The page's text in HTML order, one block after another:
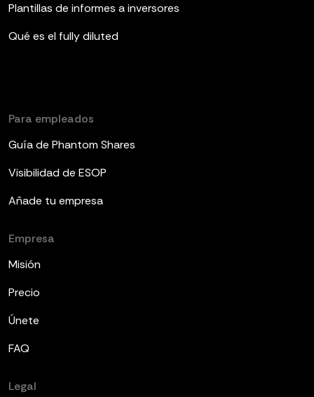
Plantillas de informes a inversores
Qué es el fully diluted
Para empleados
Guía de Phantom Shares
Visibilidad de ESOP
Añade tu empresa
Empresa
Misión
Precio
Únete
FAQ
Legal